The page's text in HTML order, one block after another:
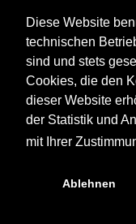
Diese Website
technischen
sind und stets
Cookies, die den
dieser Website
der Statistik und
mit Ihrer
Ablehnen
Adresse:
Computer
Oberer
92507
Deutschland
Tel.:
09 433 / 20
Fax:
09 433 / 20
Email:
info @
© 1996 - 2026